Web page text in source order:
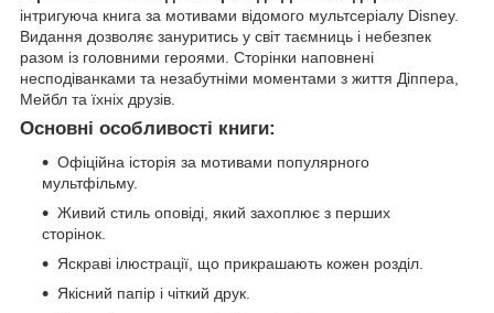
інтригуюча книга за мотивами відомого мультсеріалу Disney.
Видання дозволяє зануритись у світ таємниць і небезпек
разом із головними героями. Сторінки наповнені
несподіванками та незабутніми моментами з життя Діппера,
Мейбл та їхніх друзів.
Основні особливості книги:
Офіційна історія за мотивами популярного
мультфільму.
Живий стиль оповіді, який захоплює з перших
сторінок.
Яскраві ілюстрації, що прикрашають кожен розділ.
Якісний папір і чіткий друк.